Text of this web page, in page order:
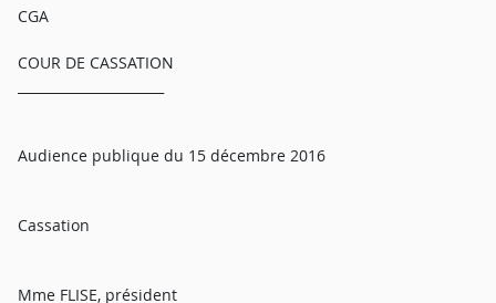
CGA
COUR DE CASSATION
Audience publique du 15 décembre 2016
Cassation
Mme FLISE, président